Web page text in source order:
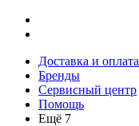
Доставка и оплата
Бренды
Сервисный центр
Помощь
Ещё 7